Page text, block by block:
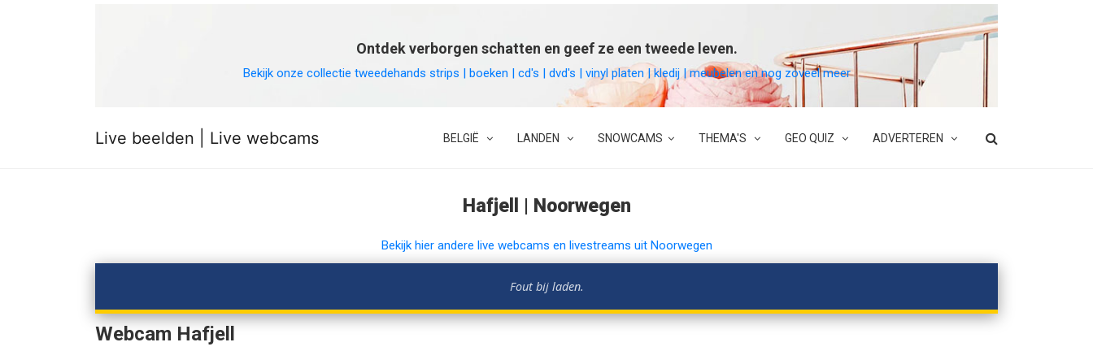
Ontdek verborgen schatten en geef ze een tweede leven.
Bekijk onze collectie tweedehands strips | boeken | cd's | dvd's | vinyl platen | kledij | meubelen en nog zoveel meer
Live beelden | Live webcams BELGIË LANDEN SNOWCAMS THEMA'S GEO QUIZ ADVERTEREN
Hafjell | Noorwegen
Bekijk hier andere live webcams en livestreams uit Noorwegen
Fout bij laden.
Webcam Hafjell